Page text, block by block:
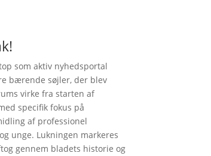
som aktiv nyhedsportal
bærende søjler, der blev
virke fra starten af
specifik fokus på
af professionel
unge. Lukningen markeres
gennem bladets historie og